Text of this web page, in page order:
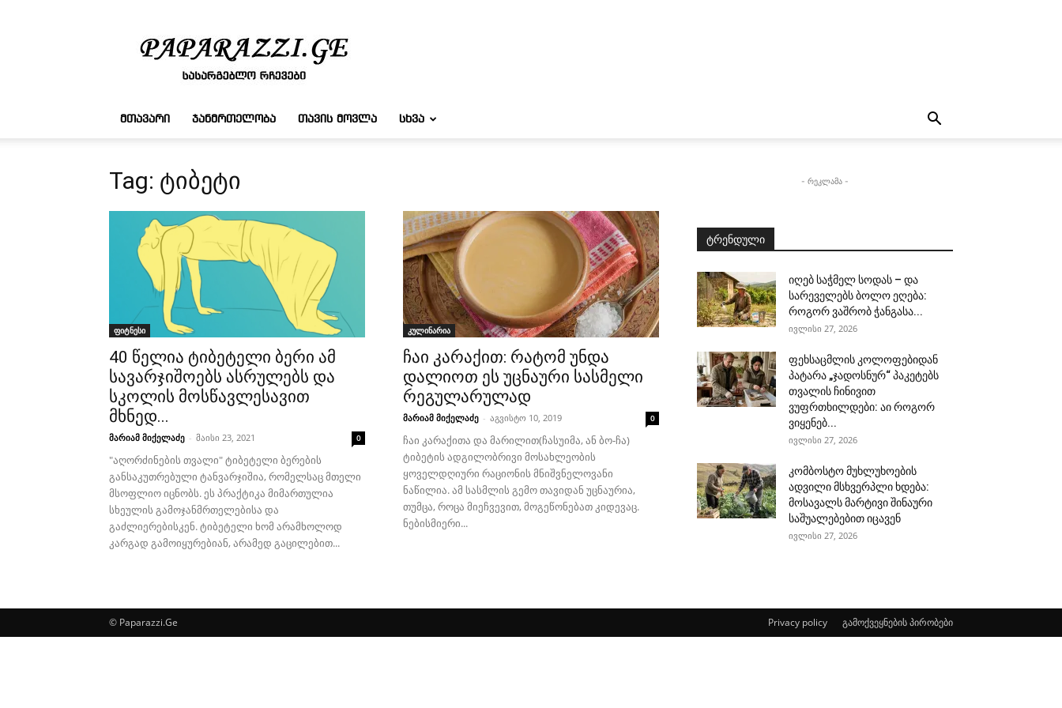
რჩევები
ᲛᲗᲐᲕᲐᲠᲘ ᲯᲐᲜᲛᲠᲗᲔᲚᲝᲑᲐ ᲗᲐᲕᲘᲡ ᲛᲝᲕᲚᲐ ᲡᲮᲕᲐ
Tag: ტიბეტი
ფიტნესი
40 წელია ტიბეტელი ბერი ამ
სავარჯიშოებს ასრულებს და
სკოლის მოსწავლესავით
მხნედ...
მარიამ მიქელაძე - მაისი 23, 2021 0
"აღორძინების თვალი" ტიბეტელი ბერების
განსაკუთრებული ტანვარჯიშია, რომელსაც მთელი
მსოფლიო იცნობს. ეს პრაქტიკა მიმართულია
სხეულის გამოჯანმრთელებისა და
გაძლიერებისკენ. ტიბეტელი ხომ არამხოლოდ
კარგად გამოიყურებიან, არამედ გაცილებით...
კულინარია
ჩაი კარაქით: რატომ უნდა
დალიოთ ეს უცნაური სასმელი
რეგულარულად
მარიამ მიქელაძე - აგვისტო 10, 2019 0
ჩაი კარაქითა და მარილით(ჩასუიმა, ან ბო-ჩა)
ტიბეტის ადგილობრივი მოსახლეობის
ყოველდღიური რაციონის მნიშვნელოვანი
ნაწილია. ამ სასმლის გემო თავიდან უცნაურია,
თუმცა, როცა მიეჩვევით, მოგეწონებათ კიდევაც.
ნებისმიერი...
- რეკლამა -
ტრენდული
იღებ საჭმელ სოდას – და
სარეველებს ბოლო ეღება:
როგორ ვაშრობ ჭანგასა...
ივლისი 27, 2026
ფეხსაცმლის კოლოფებიდან
პატარა „ჯადოსნურ“ პაკეტებს
თვალის ჩინივით
ვუფრთხილდები: აი როგორ
ვიყენებ...
ივლისი 27, 2026
კომბოსტო მუხლუხოების
ადვილი მსხვერპლი ხდება:
მოსავალს მარტივი შინაური
საშუალებებით იცავენ
ივლისი 27, 2026
Privacy policy გამოქვეყნების პირობები
© Paparazzi.Ge